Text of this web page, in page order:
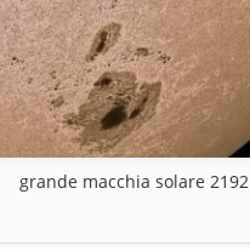
grande macchia solare 2192